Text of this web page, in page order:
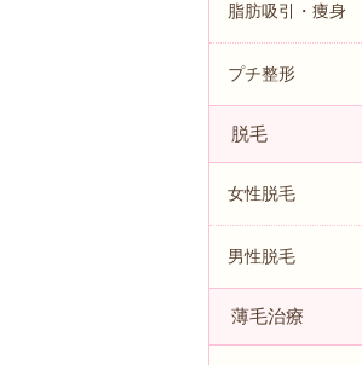
脂肪吸引・痩身
プチ整形
脱毛
女性脱毛
男性脱毛
薄毛治療